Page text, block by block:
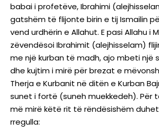
babai i profetëve, Ibrahimi
gatshëm të flijonte birin e tij Ismailin
vend urdhërin e Allahut. E pasi Allahu i
zëvendësoi Ibrahimit (alejhisselam)
me një kurban të madh, ajo mbeti një
dhe kujtim i mirë për brezat e
Therja e Kurbanit në ditën e Kurban
sunet i fortë (suneh muekkedeh). Për
më mirë këtë rit të rëndësishëm
rregulla: